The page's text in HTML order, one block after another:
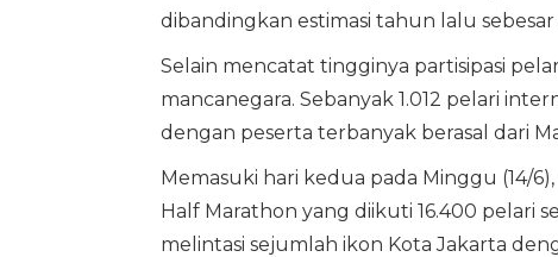
dibandingkan estimasi tahun lalu sebesar
Selain mencatat tingginya partisipasi
mancanegara. Sebanyak 1.012 pelari
dengan peserta terbanyak berasal dari
Memasuki hari kedua pada Minggu (14/
Half Marathon yang diikuti 16.400 pelari
melintasi sejumlah ikon Kota Jakarta